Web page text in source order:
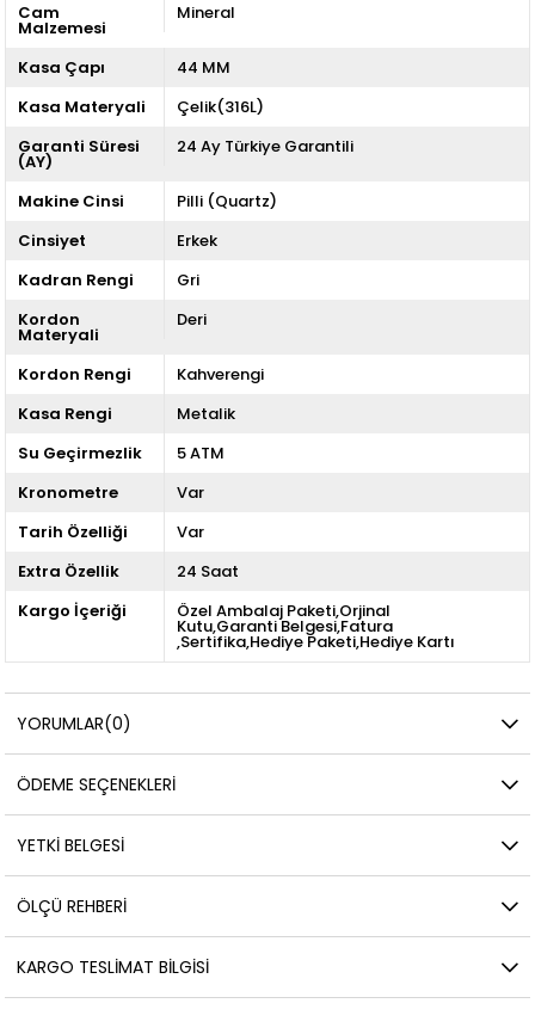
Cam
Malzemesi
Mineral
Kasa Çapı
44 MM
Kasa Materyali
Çelik(316L)
Garanti Süresi
(AY)
24 Ay Türkiye Garantili
Makine Cinsi
Pilli (Quartz)
Cinsiyet
Erkek
Kadran Rengi
Gri
Kordon
Materyali
Deri
Kordon Rengi
Kahverengi
Kasa Rengi
Metalik
Su Geçirmezlik
5 ATM
Kronometre
Var
Tarih Özelliği
Var
Extra Özellik
24 Saat
Kargo İçeriği
Özel Ambalaj Paketi,Orjinal
Kutu,Garanti Belgesi,Fatura
,Sertifika,Hediye Paketi,Hediye Kartı
YORUMLAR(0)
ÖDEME SEÇENEKLERI
YETKİ BELGESİ
ÖLÇÜ REHBERI
KARGO TESLIMAT BILGISI